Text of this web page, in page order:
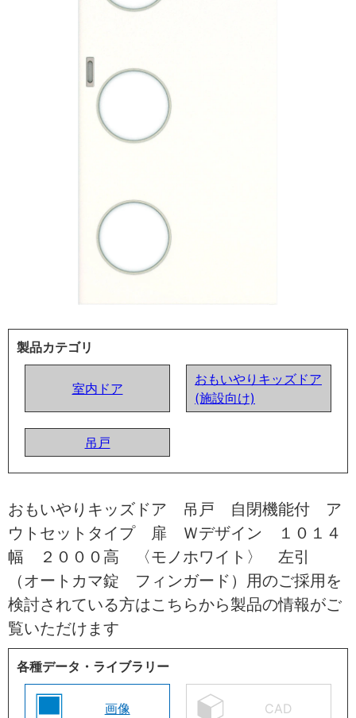
製品カテゴリ
室内ドア
おもいやりキッズドア
(施設向け)
吊戸
おもいやりキッズドア 吊戸 自閉機能付 ア
ウトセットタイプ 扉 Ｗデザイン １０１４
幅 ２０００高 〈モノホワイト〉 左引
（オートカマ錠 フィンガード）用のご採用を
検討されている方はこちらから製品の情報がご
覧いただけます
各種データ・ライブラリー
画像 CAD